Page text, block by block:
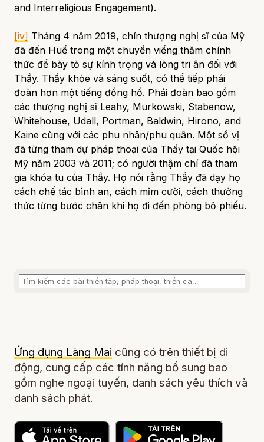
and Interreligious Engagement).
[iv] Tháng 4 năm 2019, chín thượng nghị sĩ của Mỹ
đã đến Huế trong một chuyến viếng thăm chính
thức để bày tỏ sự kính trọng và lòng tri ân đối với
Thầy. Thầy khỏe và sáng suốt, có thể tiếp phái
đoàn hơn một tiếng đồng hồ. Phái đoàn bao gồm
các thượng nghị sĩ Leahy, Murkowski, Stabenow,
Whitehouse, Udall, Portman, Baldwin, Hirono, and
Kaine cùng với các phu nhân/phu quân. Một số vị
đã từng tham dự pháp thoại của Thầy tại Quốc hội
Mỹ năm 2003 và 2011; có người thậm chí đã tham
gia khóa tu của Thầy. Họ nói rằng Thầy đã dạy họ
cách chế tác bình an, cách mỉm cười, cách thưởng
thức từng bước chân khi họ đi đến phòng bỏ phiếu.
Ứng dụng Làng Mai cũng có trên thiết bị di
động, cung cấp các tính năng bổ sung bao
gồm nghe ngoại tuyến, danh sách yêu thích và
danh sách phát.